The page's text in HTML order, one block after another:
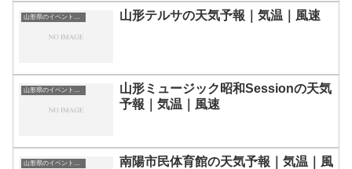
山形県のイベント会場一覧 山形テルサの天気予報｜気温｜風速
山形ミュージック昭和Sessionの天気
予報｜気温｜風速
南陽市民体育館の天気予報｜気温｜風